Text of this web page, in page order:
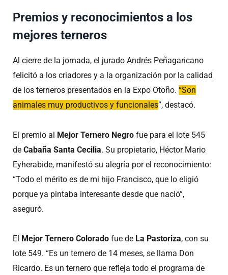
Premios y reconocimientos a los
mejores terneros
Al cierre de la jornada, el jurado Andrés Peñagaricano
felicitó a los criadores y a la organización por la calidad
de los terneros presentados en la Expo Otoño. “Son
animales muy productivos y funcionales”, destacó.
El premio al Mejor Ternero Negro fue para el lote 545
de Cabaña Santa Cecilia. Su propietario, Héctor Mario
Eyherabide, manifestó su alegría por el reconocimiento:
“Todo el mérito es de mi hijo Francisco, que lo eligió
porque ya pintaba interesante desde que nació”,
aseguró.
El Mejor Ternero Colorado fue de La Pastoriza, con su
lote 549. “Es un ternero de 14 meses, se llama Don
Ricardo. Es un ternero que refleja todo el programa de